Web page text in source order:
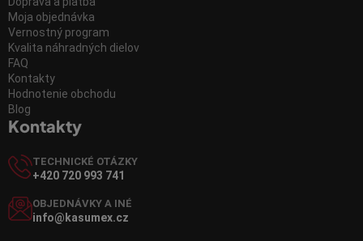
Moja objednávka
Vernostný program
Kvalita náhradných dielov
FAQ
Kontakty
Hodnotenie obchodu
Blog
Kontakty
TECHNICKÉ OTÁZKY
+420 720 993 741
OBJEDNÁVKY A INÉ
info@kasumex.cz